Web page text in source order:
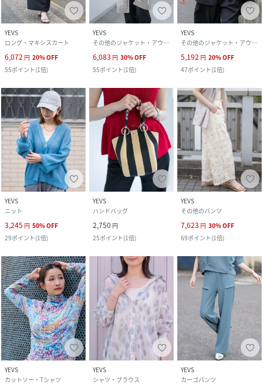
YEVS
ロング・マキシスカート
6,072 円 20%OFF
55ポイント(1倍)
YEVS
その他のジャケット・アウター
6,083 円 30%OFF
55ポイント(1倍)
YEVS
その他のジャケット・アウター
5,192 円 20%OFF
47ポイント(1倍)
YEVS
ニット
3,245 円 50%OFF
29ポイント(1倍)
YEVS
ハンドバッグ
2,750 円
25ポイント(1倍)
YEVS
その他のパンツ
7,623 円 30%OFF
69ポイント(1倍)
YEVS
カットソー・Tシャツ
YEVS
シャツ・ブラウス
YEVS
カーゴパンツ